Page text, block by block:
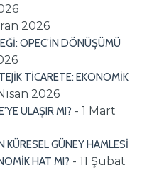
2026
OPEC’İN DÖNÜŞÜMÜ
TİCARETE: EKONOMİK
2026
ULAŞIR MI? - 1 Mart
KÜRESEL GÜNEY HAMLESİ
HAT MI? - 11 Şubat